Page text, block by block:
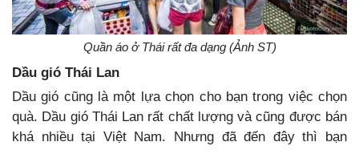
Quần áo ở Thái rất đa dạng (Ảnh ST)
Dầu gió Thái Lan
Dầu gió cũng là một lựa chọn cho bạn trong việc chọn
quà. Dầu gió Thái Lan rất chất lượng và cũng được bán
khá nhiều tại Việt Nam. Nhưng đã đến đây thì bạn